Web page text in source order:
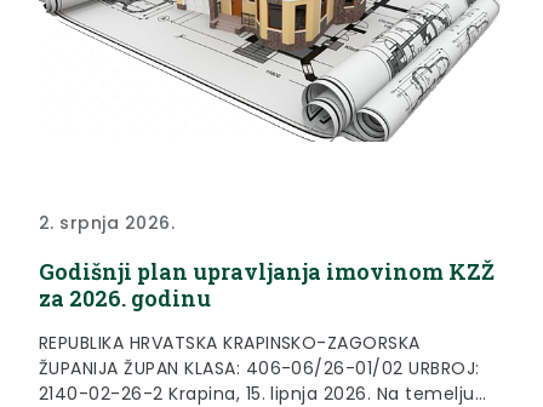
2. srpnja 2026.
Godišnji plan upravljanja imovinom KZŽ
za 2026. godinu
REPUBLIKA HRVATSKA KRAPINSKO-ZAGORSKA
ŽUPANIJA ŽUPAN KLASA: 406-06/26-01/02 URBROJ:
2140-02-26-2 Krapina, 15. lipnja 2026. Na temelju